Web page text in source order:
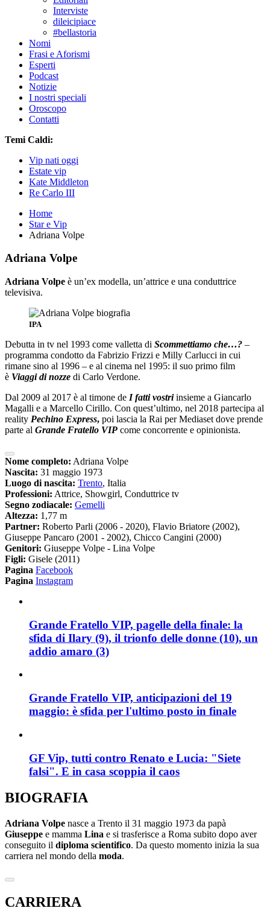
Interviste
dileicipiace
#bellastoria
Nomi
Frasi e Aforismi
Esperti
Podcast
Notizie
I nostri speciali
Oroscopo
Contatti
Temi Caldi:
Vip nati oggi
Estate vip
Kate Middleton
Re Carlo III
Home
Star e Vip
Adriana Volpe
Adriana Volpe
Adriana Volpe è un’ex modella, un’attrice e una conduttrice
televisiva.
IPA
Debutta in tv nel 1993 come valletta di Scommettiamo che…? –
programma condotto da Fabrizio Frizzi e Milly Carlucci in cui
rimane sino al 1996 – e al cinema nel 1995: il suo primo film
è Viaggi di nozze di Carlo Verdone.
Dal 2009 al 2017 è al timone de I fatti vostriinsieme a Giancarlo
Magalli e a Marcello Cirillo. Con quest’ultimo, nel 2018 partecipa al
reality Pechino Express, poi lascia la Rai per Mediaset dove prende
parte al Grande Fratello VIP come concorrente e opinionista.
Nome completo: Adriana Volpe
Nascita: 31 maggio 1973
Luogo di nascita: Trento, Italia
Professioni: Attrice, Showgirl, Conduttrice tv
Segno zodiacale: Gemelli
Altezza: 1,77 m
Partner: Roberto Parli (2006 - 2020), Flavio Briatore (2002),
Giuseppe Pancaro (2001 - 2002), Chicco Cangini (2000)
Genitori: Giuseppe Volpe - Lina Volpe
Figli: Gisele (2011)
Pagina Facebook
Pagina Instagram
Grande Fratello VIP, pagelle della finale: la
sfida di Ilary (9), il trionfo delle donne (10), un
addio amaro (3)
Grande Fratello VIP, anticipazioni del 19
maggio: è sfida per l'ultimo posto in finale
GF Vip, tutti contro Renato e Lucia: "Siete
falsi". E in casa scoppia il caos
BIOGRAFIA
Adriana Volpe nasce a Trento il 31 maggio 1973 da papà
Giuseppe e mamma Lina e si trasferisce a Roma subito dopo aver
conseguito il diploma scientifico. Da questo momento inizia la sua
carriera nel mondo della moda.
CARRIERA